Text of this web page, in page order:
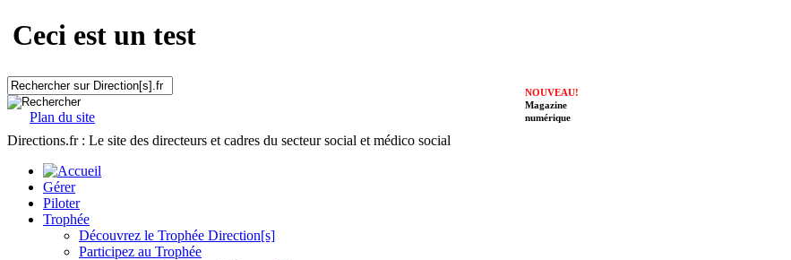
Ceci est un test
Plan du site
NOUVEAU!
Magazine
numérique
Directions.fr : Le site des directeurs et cadres du secteur social et médico social
Gérer
Piloter
Trophée
Découvrez le Trophée Direction[s]
Participez au Trophée